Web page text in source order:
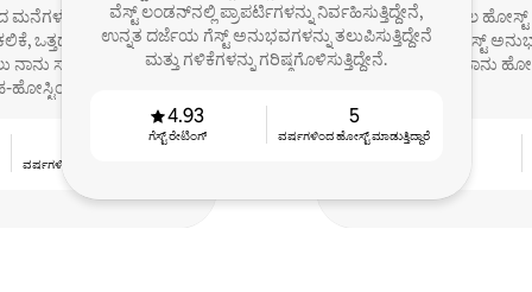
ಮನೆಗಳ ಮಾಲೀಕರು ತಮ್ಮ
ಒತ್ತಡ-ಮುಕ್ತ Airbnb
ನಾನು ಸಹಾಯ ಮಾಡುತ್ತೇನೆ
ಹೋಸ್ಟಿಂಗ್ ಮೂಲಕ
ವರ್ಷಗಳಿಂದ ಹೋಸ್ಟ್ ‌ಮಾಡುತ್ತಿದ್ದಾರೆ
ವೆಸ್ಟ್ ಲಂಡನ್‌ನಲ್ಲಿ ಪ್ರಾಪರ್ಟಿಗಳನ್ನು ನಿರ್ವಹಿಸುತ್ತಿದ್ದೇನೆ,
ಉನ್ನತ ದರ್ಜೆಯ ಗೆಸ್ಟ್ ಅನುಭವಗಳನ್ನು ತಲುಪಿಸುತ್ತಿದ್ದೇನೆ
ಮತ್ತು ಗಳಿಕೆಗಳನ್ನು ಗರಿಷ್ಠಗೊಳಿಸುತ್ತಿದ್ದೇನೆ.
4.93
ಗೆಸ್ಟ್ ರೇಟಿಂಗ್
5
ವರ್ಷಗಳಿಂದ ಹೋಸ್ಟ್ ‌ಮಾಡುತ್ತಿದ್ದಾರೆ
8 ವರ್ಷಗಳ ಕಾಲ ಹೋಸ್ಟ್
ಆಪ್ಟಿಮೈಸೇಶನ್, ಗೆಸ್ಟ್
ಸ್ಕೋರ್‌ಗಳೊಂದಿಗೆ ನಾನು
4.89